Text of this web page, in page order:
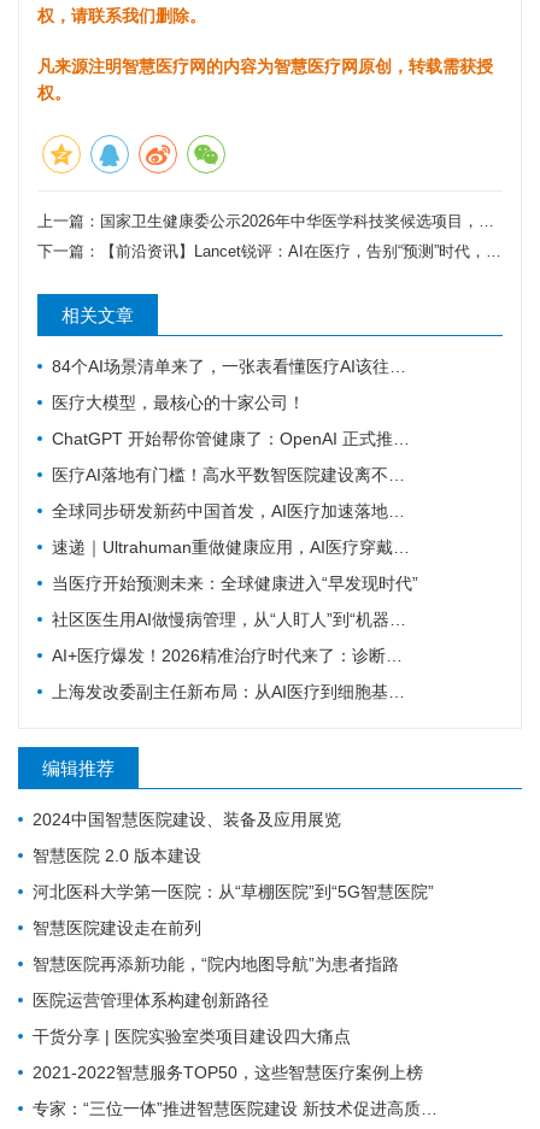
权，请联系我们删除。
凡来源注明智慧医疗网的内容为智慧医疗网原创，转载需获授
权。
上一篇： 国家卫生健康委公示2026年中华医学科技奖候选项目，三大前沿赛道释放重磅信号：AI+多组学、数字精神康复、智慧肿瘤防治
下一篇：
【前沿资讯】Lancet锐评：AI在医疗，告别“预测”时代，进入“导航”新纪元
相关文章
84个AI场景清单来了，一张表看懂医疗AI该往哪发力
医疗大模型，最核心的十家公司！
ChatGPT 开始帮你管健康了：OpenAI 正式推出 Health 功能，AI 进入医疗意味着什么？
医疗AI落地有门槛！高水平数智医院建设离不开16个能力（附自查表）
全球同步研发新药中国首发，AI医疗加速落地——医疗前沿资讯速览
速递｜Ultrahuman重做健康应用，AI医疗穿戴从“看数据”转向“给行动”
当医疗开始预测未来：全球健康进入“早发现时代”
社区医生用AI做慢病管理，从“人盯人”到“机器盯数据”
AI+医疗爆发！2026精准治疗时代来了：诊断准确率98%+，100+罕见病不再“无药可医”？
上海发改委副主任新布局：从AI医疗到细胞基因治疗，探寻前沿医疗产业增长密码
编辑推荐
2024中国智慧医院建设、装备及应用展览
智慧医院 2.0 版本建设
河北医科大学第一医院：从“草棚医院”到“5G智慧医院”
智慧医院建设走在前列
智慧医院再添新功能，“院内地图导航”为患者指路
医院运营管理体系构建创新路径
干货分享 | 医院实验室类项目建设四大痛点
2021-2022智慧服务TOP50，这些智慧医疗案例上榜
专家：“三位一体”推进智慧医院建设 新技术促进高质量发展